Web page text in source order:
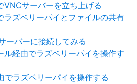
VNCサーバーを立ち上げる
ラズベリーパイとファイルの共有
ーバーに接続してみる
ル経由でラズベリーパイを操作す
でラズベリーパイを操作する